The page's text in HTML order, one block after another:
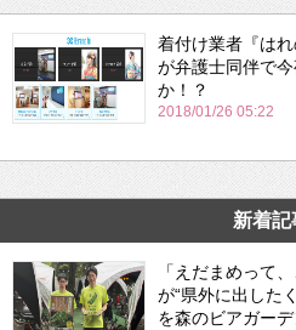
着付け業者『は
が弁護士同伴で
か！？
2018/01/26 05:22
新着記
「えだまめって
が“県外に出した
を森のビアガー